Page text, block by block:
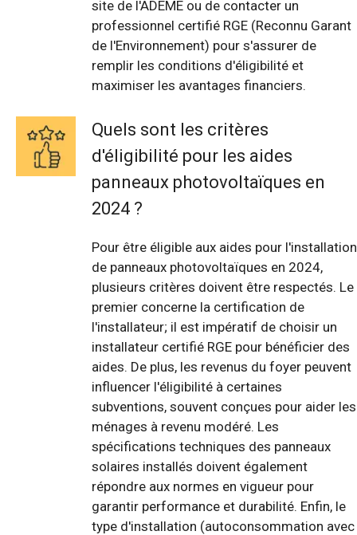
site de l'ADEME ou de contacter un
professionnel certifié RGE (Reconnu Garant
de l'Environnement) pour s'assurer de
remplir les conditions d'éligibilité et
maximiser les avantages financiers.
Quels sont les critères
d'éligibilité pour les aides
panneaux photovoltaïques en
2024 ?
Pour être éligible aux aides pour l'installation
de panneaux photovoltaïques en 2024,
plusieurs critères doivent être respectés. Le
premier concerne la certification de
l'installateur; il est impératif de choisir un
installateur certifié RGE pour bénéficier des
aides. De plus, les revenus du foyer peuvent
influencer l'éligibilité à certaines
subventions, souvent conçues pour aider les
ménages à revenu modéré. Les
spécifications techniques des panneaux
solaires installés doivent également
répondre aux normes en vigueur pour
garantir performance et durabilité. Enfin, le
type d'installation (autoconsommation avec